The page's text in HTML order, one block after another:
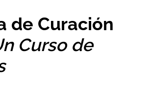
de Curación
Curso de